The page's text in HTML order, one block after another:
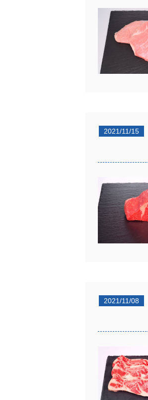
2021/11/15
2021/11/08